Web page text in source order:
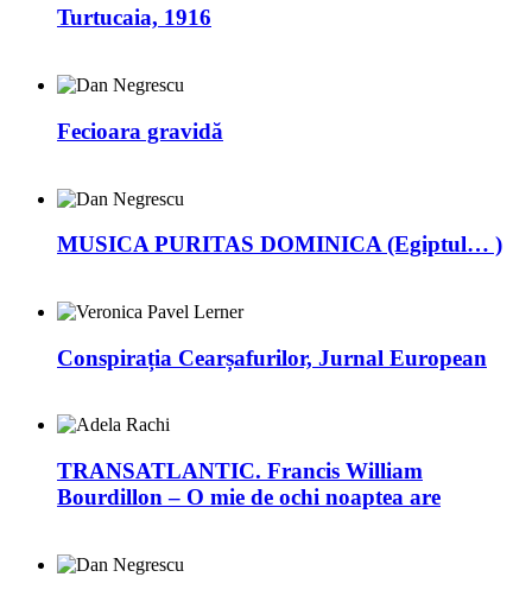
Turtucaia, 1916
Fecioara gravidă
MUSICA PURITAS DOMINICA (Egiptul… )
Conspirația Cearșafurilor, Jurnal European
TRANSATLANTIC. Francis William
Bourdillon – O mie de ochi noaptea are